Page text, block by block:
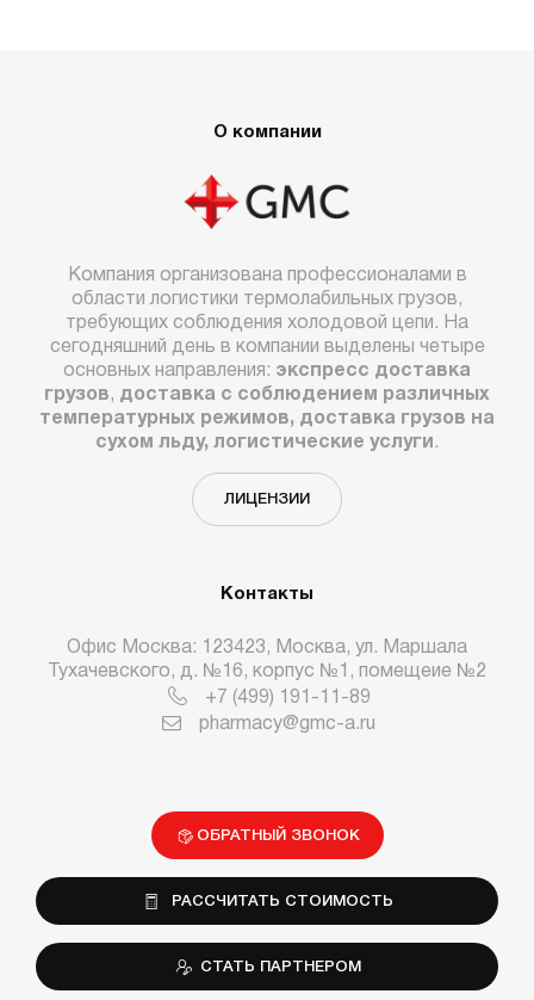
О компании
Компания организована профессионалами в
области логистики термолабильных грузов,
требующих соблюдения холодовой цепи. На
сегодняшний день в компании выделены четыре
основных направления: экспресс доставка
грузов, доставка с соблюдением различных
температурных режимов, доставка грузов на
сухом льду, логистические услуги .
ЛИЦЕНЗИИ
Контакты
Офис Москва: 123423, Москва, ул. Маршала
Тухачевского, д. №16, корпус №1, помещеие №2
+7 (499) 191-11-89
pharmacy@gmc-a.ru
ОБРАТНЫЙ ЗВОНОК
РАССЧИТАТЬ СТОИМОСТЬ
СТАТЬ ПАРТНЕРОМ